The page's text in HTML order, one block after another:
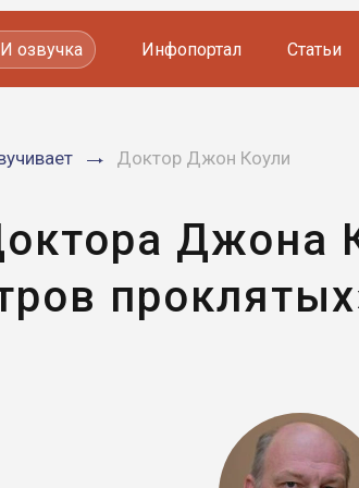
озвучка Инфопортал Статьи
Доктор Джон Коули
Джона